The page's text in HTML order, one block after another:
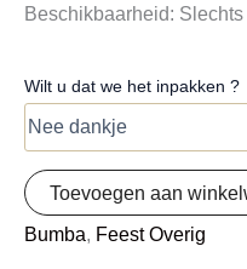
Beschikbaarheid:
Wilt u dat we het inpakken ?
Toevoegen aan
Bumba Feest Overig